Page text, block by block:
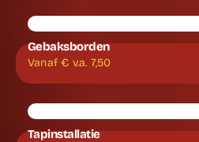
Gebaksborden
Vanaf € v.a. 7,50
Tapinstallatie